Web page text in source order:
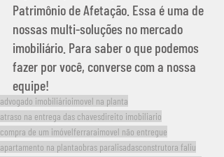
Patrimônio de Afetação. Essa é uma de
nossas multi-soluções no mercado
imobiliário. Para saber o que podemos
fazer por você, converse com a nossa
equipe!
advogado imobiliárioimovel na planta
atraso na entrega das chavesdireito imobiliario
compra de um imóvelferraraimovel não entregue
apartamento na plantaobras paralisadasconstrutora faliu